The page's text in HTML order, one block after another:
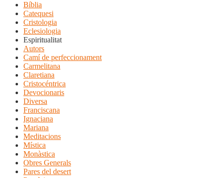
Bíblia
Catequesi
Cristologia
Eclesiologia
Espiritualitat
Autors
Camí de perfeccionament
Carmelitana
Claretiana
Cristocéntrica
Devocionaris
Diversa
Franciscana
Ignaciana
Mariana
Meditacions
Mística
Monàstica
Obres Generals
Pares del desert